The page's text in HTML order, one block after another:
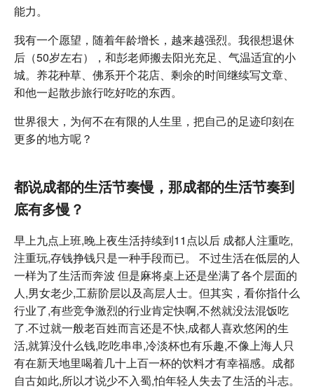
能力。
我有一个愿望，随着年龄增长，越来越强烈。我很想退休
后（50岁左右），和彭老师搬去阳光充足、气温适宜的小
城。养花种草、佛系开个花店、剩余的时间继续写文章、
和他一起散步旅行吃好吃的东西。
世界很大，为何不在有限的人生里，把自己的足迹印刻在
更多的地方呢？
都说成都的生活节奏慢，那成都的生活节奏到
底有多慢？
早上九点上班,晚上夜生活持续到11点以后 成都人注重吃,
注重玩,存钱挣钱只是一种手段而已。 不过生活在低层的人
一样为了生活而奔波 但是麻将桌上还是坐满了各个层面的
人,男女老少,工薪阶层以及高层人士。但其实，看你指什么
行业了,有些竞争激烈的行业肯定快啊,不然就没法混饭吃
了.不过就一般老百姓而言还是不快,成都人喜欢悠闲的生
活,就算没什么钱,吃吃串串,冷淡杯也有乐趣,不像上海人只
有在新天地里喝着几十上百一杯的饮料才有幸福感。成都
自古如此,所以才说少不入蜀,怕年轻人失去了生活的斗志。